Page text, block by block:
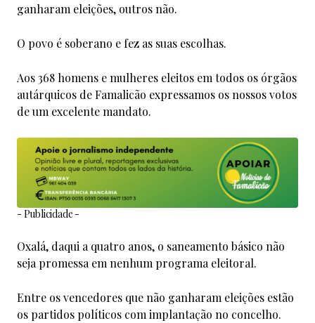
ganharam eleições, outros não.
O povo é soberano e fez as suas escolhas.
Aos 368 homens e mulheres eleitos em todos os órgãos
autárquicos de Famalicão expressamos os nossos votos
de um excelente mandato.
- Publicidade -
Oxalá, daqui a quatro anos, o saneamento básico não
seja promessa em nenhum programa eleitoral.
Entre os vencedores que não ganharam eleições estão
os partidos políticos com implantação no concelho.